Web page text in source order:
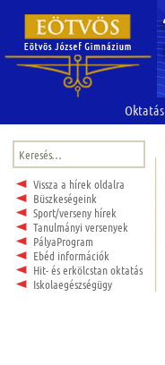
Oktatás
Keresés:
Vissza a hírek oldalra
Büszkeségeink
Sport/verseny hírek
Tanulmányi versenyek
PályaProgram
Ebéd információk
Hit- és erkölcstan oktatás
Iskolaegészségügy